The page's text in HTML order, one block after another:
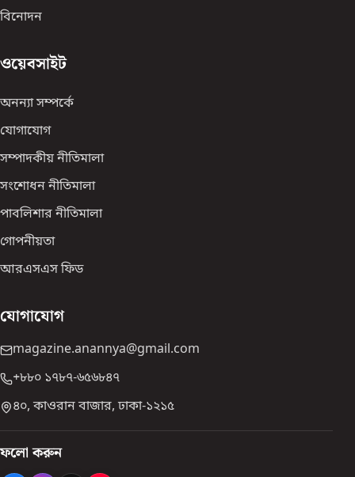
বিনোদন
ওয়েবসাইট
অনন্যা সম্পর্কে
যোগাযোগ
সম্পাদকীয় নীতিমালা
সংশোধন নীতিমালা
পাবলিশার নীতিমালা
গোপনীয়তা
আরএসএস ফিড
যোগাযোগ
magazine.anannya@gmail.com
+৮৮০ ১৭৮৭-৬৫৬৮৪৭
৪০, কাওরান বাজার, ঢাকা-১২১৫
ফলো করুন